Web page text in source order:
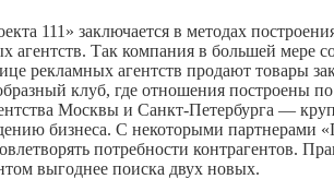
111» заключается в методах
агентств. Так компания в большей мере
рекламных агентств продают товары
клуб, где отношения построены
Москвы и Санкт-Петербурга —
бизнеса. С некоторыми партнерами
потребности контрагентов.
выгоднее поиска двух новых.